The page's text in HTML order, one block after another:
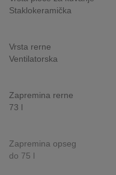
INTERNO
MOJ
NALOG
AKCIJE
NOVO
U
Staklokeramička
Vrsta rerne
Ventilatorska
Zapremina rerne
73 l
Zapremina opseg
do 75 l